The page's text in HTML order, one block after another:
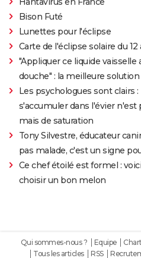
Bison Futé
Lunettes pour l'éclipse
Carte de l'éclipse solaire du 12
"Appliquer ce liquide vaisselle
douche" : la meilleure
Les psychologues sont clairs
s'accumuler dans l'évier n'est
mais de saturation
Tony Silvestre, éducateur
pas malade, c'est un signe
Ce chef étoilé est formel :
choisir un bon melon
Qui sommes-nous ? Equipe
Tous les articles
RSS